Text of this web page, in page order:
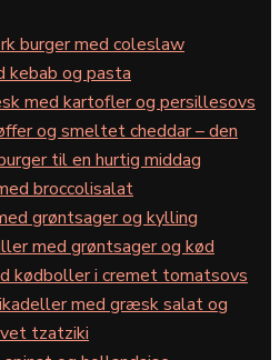
burger med coleslaw
kebab og pasta
med kartofler og persillesovs
og smeltet cheddar – den
til en hurtig middag
broccolisalat
grøntsager og kylling
med grøntsager og kød
kødboller i cremet tomatsovs
med græsk salat og
tzatziki